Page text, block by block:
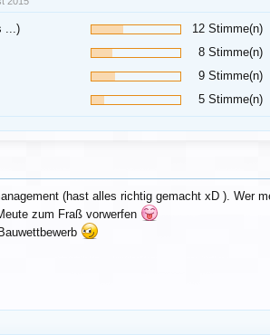
...) 12 Stimme(n)
8 Stimme(n)
9 Stimme(n)
5 Stimme(n)
(hast alles richtig gemacht xD ). Wer
zum Fraß vorwerfen